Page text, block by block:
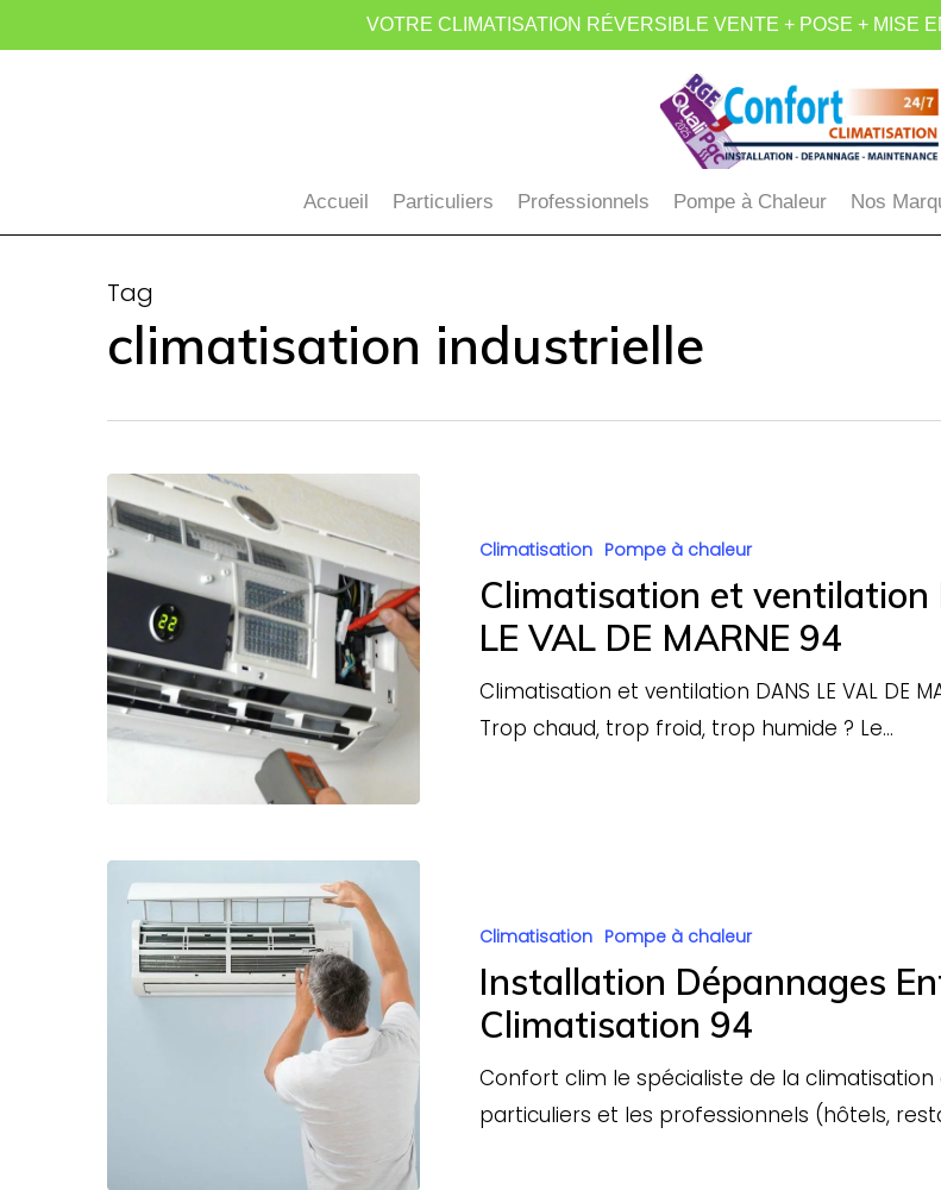
to
VOTRE CLIMATISATION RÉVERSIBLE VENTE + POSE + MISE
Accueil Particuliers Professionnels Pompe à Chaleur Nos
Tag
climatisation industrielle
ventilation
Climatisation Pompe à chaleur
Climatisation et ventilation
LE VAL DE MARNE 94
Climatisation et ventilation DANS LE VAL DE
Trop chaud, trop froid, trop humide ? Le…
Entretien
Climatisation
Climatisation Pompe à chaleur
Installation Dépannages
Climatisation 94
Confort clim le spécialiste de la climatisation
particuliers et les professionnels (hôtels,